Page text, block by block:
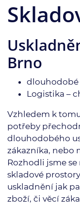
Brno
dlouhodobé
Logistika –
Vzhledem k
potřeby
dlouhodobého
zákazníka, nebo
Rozhodli jsme
skladové
uskladnění jak
zboží, či věcí